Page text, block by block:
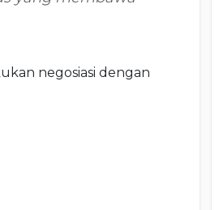
negosiasi dengan